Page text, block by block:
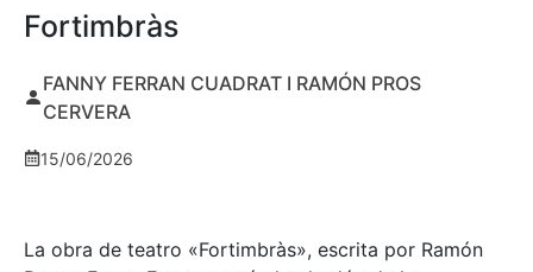
Fortimbràs
FANNY FERRAN CUADRAT I RAMÓN PROS
CERVERA
15/06/2026
La obra de teatro «Fortimbràs», escrita por Ramón